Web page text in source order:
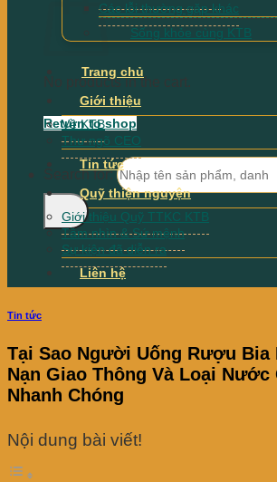
No products in the cart.
Return to shop
Search for:
Các lỗi thường gặp khác
Sống khỏe cùng KTB
Trang chủ
Giới thiệu
Về KTB
Thư ngõ CEO
Tin tức
Quỹ thiện nguyện
Giới thiệu Quỹ TTKC KTB
Tầm nhìn & Sứ mệnh
Sự kiện đã diễn ra
Liên hệ
Tin tức
Tại Sao Người Uống Rượu Bia
Nạn Giao Thông Và Loại
Nhanh Chóng
Nội dung bài viết!